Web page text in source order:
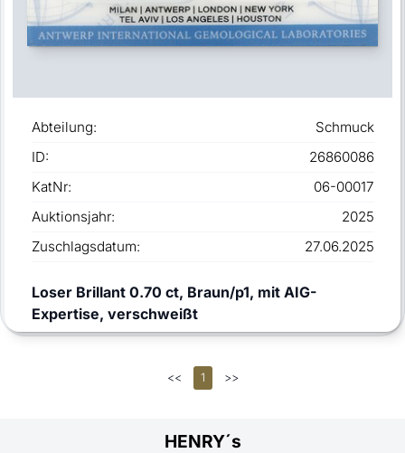
Abteilung:
Schmuck
ID:
26860086
KatNr:
06-00017
Auktionsjahr:
2025
Zuschlagsdatum:
27.06.2025
Loser Brillant 0.70 ct, Braun/p1, mit AIG-
Expertise, verschweißt
<< 1 >>
HENRY´s